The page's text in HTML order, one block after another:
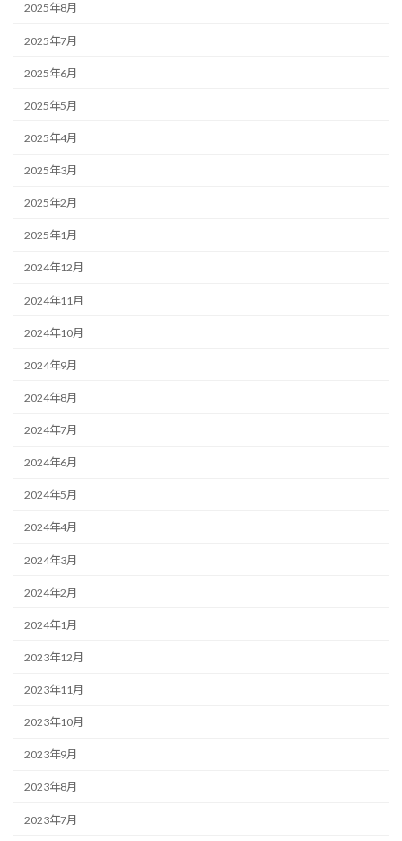
2025年8月
2025年7月
2025年6月
2025年5月
2025年4月
2025年3月
2025年2月
2025年1月
2024年12月
2024年11月
2024年10月
2024年9月
2024年8月
2024年7月
2024年6月
2024年5月
2024年4月
2024年3月
2024年2月
2024年1月
2023年12月
2023年11月
2023年10月
2023年9月
2023年8月
2023年7月